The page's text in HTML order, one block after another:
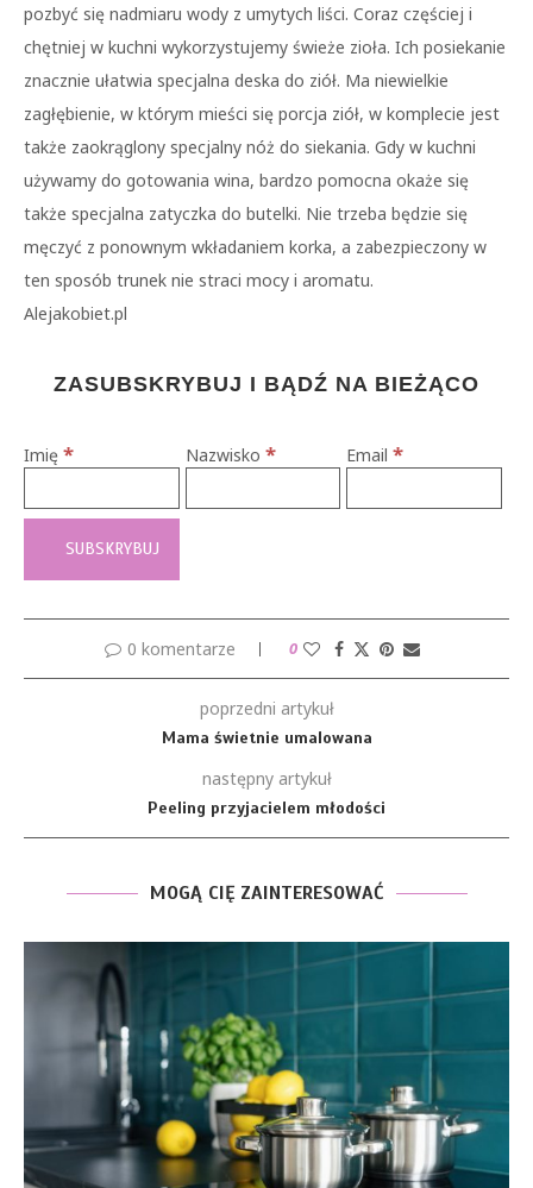
pozbyć się nadmiaru wody z umytych liści. Coraz częściej i
chętniej w kuchni wykorzystujemy świeże zioła. Ich posiekanie
znacznie ułatwia specjalna deska do ziół. Ma niewielkie
zagłębienie, w którym mieści się porcja ziół, w komplecie jest
także zaokrąglony specjalny nóż do siekania. Gdy w kuchni
używamy do gotowania wina, bardzo pomocna okaże się
także specjalna zatyczka do butelki. Nie trzeba będzie się
męczyć z ponownym wkładaniem korka, a zabezpieczony w
ten sposób trunek nie straci mocy i aromatu.
Alejakobiet.pl
ZASUBSKRYBUJ I BĄDŹ NA BIEŻĄCO
Imię * Nazwisko * Email*
0 komentarze 0
poprzedni artykuł
Mama świetnie umalowana
następny artykuł
Peeling przyjacielem młodości
MOGĄ CIĘ ZAINTERESOWAĆ